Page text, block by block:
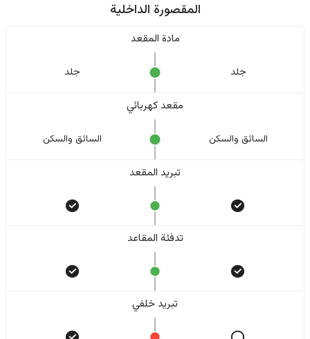
المقصورة الداخلية
مادة المقعد
جلد جلد
مقعد كهربائي
السائق والسکن السائق والسکن
تبريد المقعد
تدفئة المقاعد
تبريد خلفي